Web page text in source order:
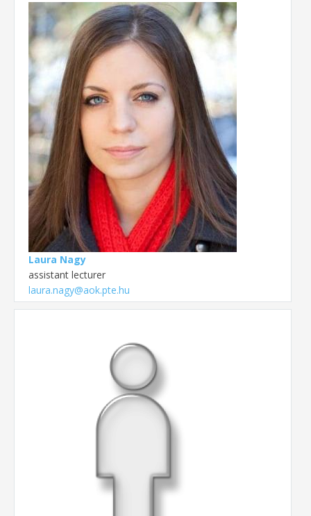
Laura Nagy
assistant lecturer
laura.nagy@aok.pte.hu